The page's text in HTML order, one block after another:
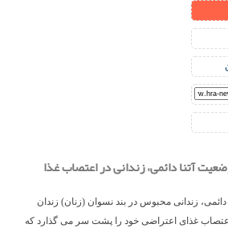
آتنا دائمی، زندانی در اعتصاب غذا
دائمی، زندانی محبوس در بند نسوان (زنان) زندان
اعتصاب غذای اعتراضی خود را پشت سر می گذارد که